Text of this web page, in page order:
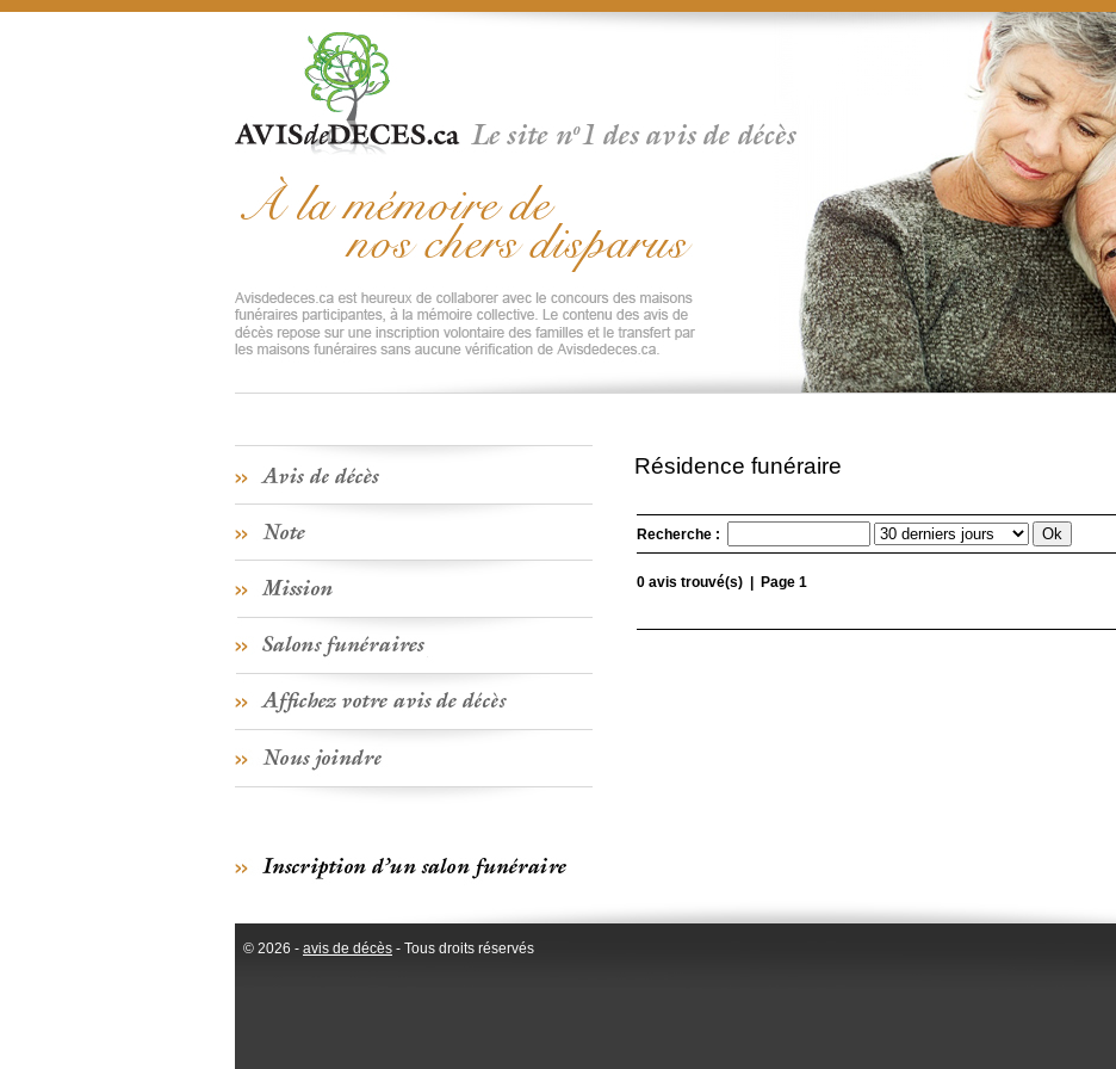
Résidence funéraire
Recherche :
0 avis trouvé(s) | Page 1
© 2026 - avis de décès - Tous droits réservés